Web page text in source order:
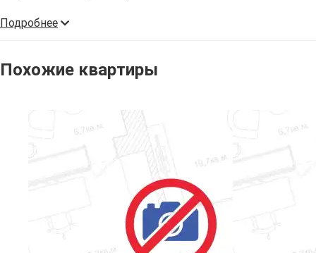
Подробнее
Похожие квартиры